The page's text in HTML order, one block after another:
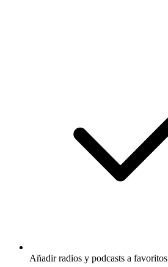
Añadir radios y podcasts a favoritos